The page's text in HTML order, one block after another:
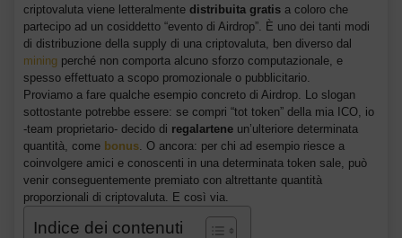
criptovaluta viene letteralmente distribuita gratis a coloro che
partecipo ad un cosiddetto “evento di Airdrop”. È uno dei tanti modi
di distribuzione della supply di una criptovaluta, ben diverso dal
mining perché non comporta alcuno sforzo computazionale, e
spesso effettuato a scopo promozionale o pubblicitario.
Proviamo a fare qualche esempio concreto di Airdrop. Lo slogan
sottostante potrebbe essere: se compri “tot token” della mia ICO, io
-team proprietario- decido di regalartene un’ulteriore determinata
quantità, come bonus. O ancora: per chi ad esempio riesce a
coinvolgere amici e conoscenti in una determinata token sale, può
venir conseguentemente premiato con altrettante quantità
proporzionali di criptovaluta. E così via.
Indice dei contenuti